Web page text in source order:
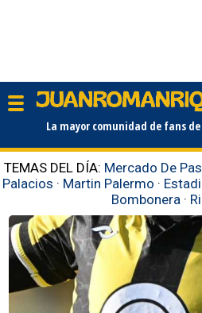
La mayor comunidad de fans
TEMAS DEL DÍA: Mercado De
Palacios · Martin Palermo ·
Bombonera ·